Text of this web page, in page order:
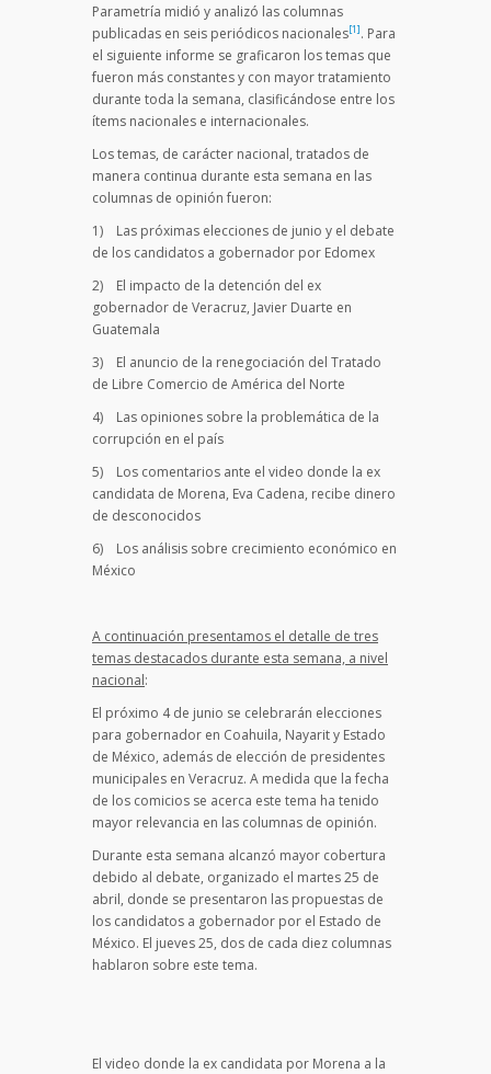
Parametría midió y analizó las columnas
publicadas en seis periódicos nacionales[1]. Para
el siguiente informe se graficaron los temas que
fueron más constantes y con mayor tratamiento
durante toda la semana, clasificándose entre los
ítems nacionales e internacionales.
Los temas, de carácter nacional, tratados de
manera continua durante esta semana en las
columnas de opinión fueron:
1) Las próximas elecciones de junio y el debate
de los candidatos a gobernador por Edomex
2) El impacto de la detención del ex
gobernador de Veracruz, Javier Duarte en
Guatemala
3) El anuncio de la renegociación del Tratado
de Libre Comercio de América del Norte
4) Las opiniones sobre la problemática de la
corrupción en el país
5) Los comentarios ante el video donde la ex
candidata de Morena, Eva Cadena, recibe dinero
de desconocidos
6) Los análisis sobre crecimiento económico en
México
A continuación presentamos el detalle de tres
temas destacados durante esta semana, a nivel
nacional:
El próximo 4 de junio se celebrarán elecciones
para gobernador en Coahuila, Nayarit y Estado
de México, además de elección de presidentes
municipales en Veracruz. A medida que la fecha
de los comicios se acerca este tema ha tenido
mayor relevancia en las columnas de opinión.
Durante esta semana alcanzó mayor cobertura
debido al debate, organizado el martes 25 de
abril, donde se presentaron las propuestas de
los candidatos a gobernador por el Estado de
México. El jueves 25, dos de cada diez columnas
hablaron sobre este tema.
El video donde la ex candidata por Morena a la